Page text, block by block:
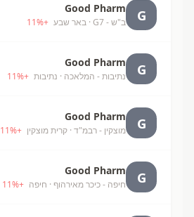
G
Good Pharm
ב"ש - G7 · באר שבע +
11%
G
Good Pharm
נתיבות - המלאכה · נתיבות +
11%
G
Good Pharm
מוצקין - רבמ"ד · קרית מוצקין +
11%
G
Good Pharm
חיפה - כיכר מאירהוף · חיפה +
11%